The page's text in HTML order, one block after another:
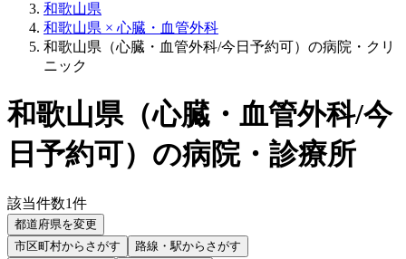
和歌山県
和歌山県 × 心臓・血管外科
和歌山県（心臓・血管外科/今日予約可）の病院・クリ
ニック
和歌山県（心臓・血管外科/今
日予約可） の病院・診療所
該当件数1件
都道府県を変更
市区町村からさがす 路線・駅からさがす